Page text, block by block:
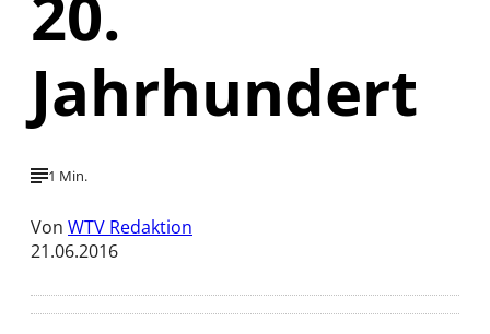
Jahrhundert
1 Min.
Von WTV Redaktion
21.06.2016